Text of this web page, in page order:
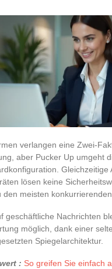
verlangen eine Zwei-
aber Pucker Up umgeht
Gleichzeitige
lösen keine
den meisten
geschäftliche Nachrichten
möglich, dank einer
Spiegelarchitektur.
: So greifen Sie einfach